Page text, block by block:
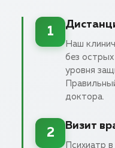
1
Наш
без
уровня
доктора.
2
Визит
Психиатр